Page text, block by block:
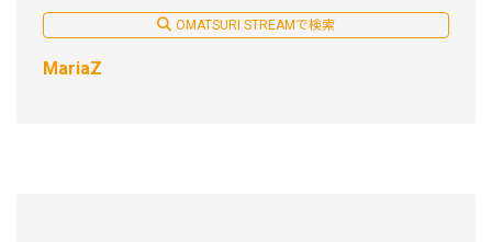
OMATSURI STREAMで検索
MariaZ